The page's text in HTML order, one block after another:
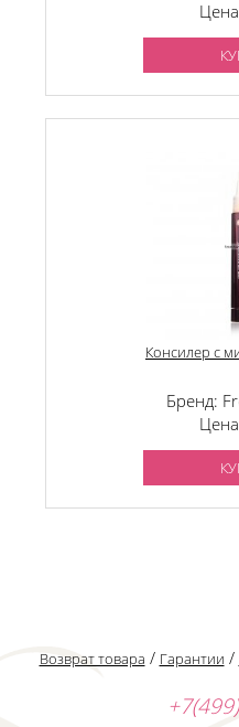
Консилер с
Бренд:
Возврат товара / Гарантии /
+7(499)